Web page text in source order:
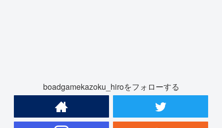
boadgamekazoku_hiroをフォローする